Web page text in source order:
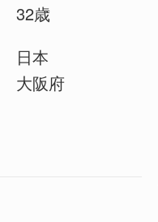
32歳
日本
大阪府